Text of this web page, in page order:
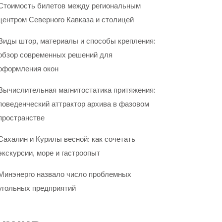
билетов между региональным
Северного Кавказа и столицей
штор, материалы и способы крепления:
современных решений для
окон
магнитостатика притяжения:
аттрактор архива в фазовом
и Курилы весной: как сочетать
море и гастроопыт
назвало число проблемных
предприятий